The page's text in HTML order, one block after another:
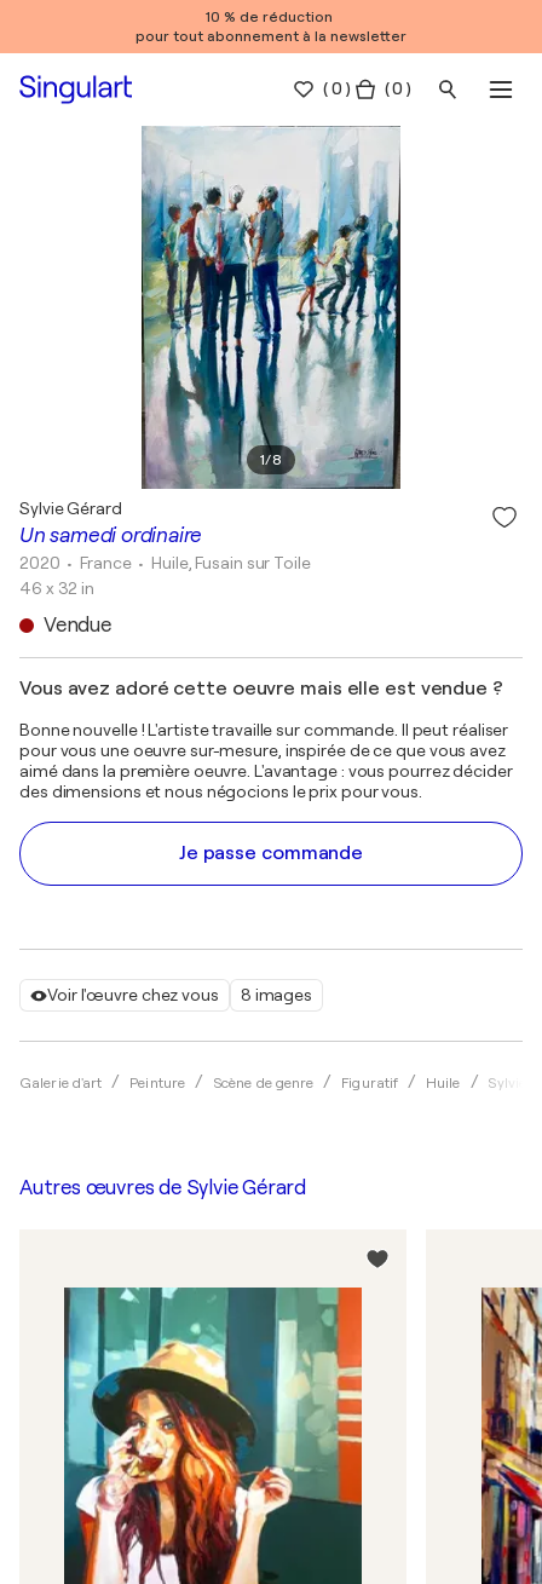
10 % de réduction
pour tout abonnement à la newsletter
(0 ) ( 0 )
1/8
Voir l'œuvre chez vous 8 images
Galerie d'art Peinture Scène de genre Figuratif Huile Sylvie
Un samedi ordinaire
Sylvie Gérard
2020 • France • Huile, Fusain sur Toile
46 x 32 in
Vendue
Vous avez adoré cette oeuvre mais elle est vendue ?
Bonne nouvelle ! L'artiste travaille sur commande. Il peut réaliser
pour vous une oeuvre sur-mesure, inspirée de ce que vous avez
aimé dans la première oeuvre. L'avantage : vous pourrez décider
des dimensions et nous négocions le prix pour vous.
Je passe commande
Autres œuvres de Sylvie Gérard